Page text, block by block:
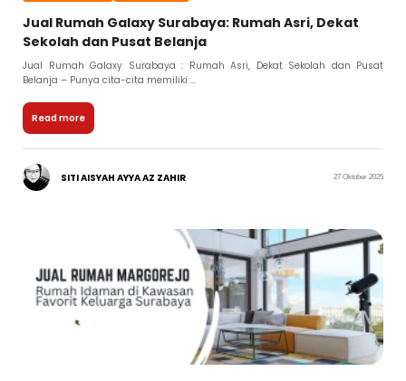
Jual Rumah Galaxy Surabaya: Rumah Asri, Dekat
Sekolah dan Pusat Belanja
Jual Rumah Galaxy Surabaya : Rumah Asri, Dekat Sekolah dan Pusat
Belanja – Punya cita-cita memiliki ...
Read more
SITI AISYAH AYYA AZ ZAHIR 27 Oktober 2025